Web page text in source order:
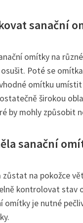
sanační
omítky na
Poté se
omítku
širokou
by mohly způsobit
sanační
zůstat na pokožce
kontrolovat stav
omítky je nutné